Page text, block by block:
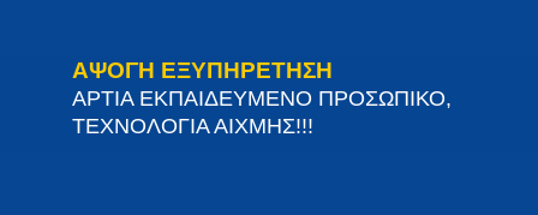
ΑΨΟΓΗ ΕΞΥΠΗΡΕΤΗΣΗ
ΑΡΤΙΑ ΕΚΠΑΙΔΕΥΜΕΝΟ ΠΡΟΣΩΠΙΚΟ,
ΤΕΧΝΟΛΟΓΙΑ ΑΙΧΜΗΣ!!!